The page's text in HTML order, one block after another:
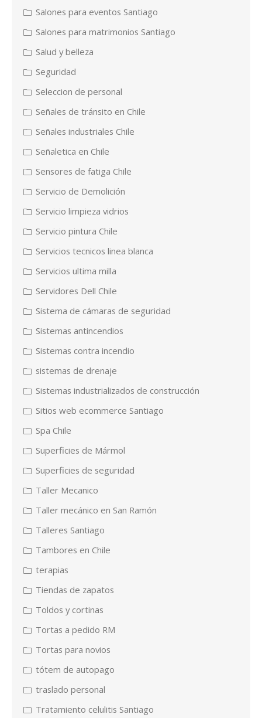
Salones para eventos Santiago
Salones para matrimonios Santiago
Salud y belleza
Seguridad
Seleccion de personal
Señales de tránsito en Chile
Señales industriales Chile
Señaletica en Chile
Sensores de fatiga Chile
Servicio de Demolición
Servicio limpieza vidrios
Servicio pintura Chile
Servicios tecnicos linea blanca
Servicios ultima milla
Servidores Dell Chile
Sistema de cámaras de seguridad
Sistemas antincendios
Sistemas contra incendio
sistemas de drenaje
Sistemas industrializados de construcción
Sitios web ecommerce Santiago
Spa Chile
Superficies de Mármol
Superficies de seguridad
Taller Mecanico
Taller mecánico en San Ramón
Talleres Santiago
Tambores en Chile
terapias
Tiendas de zapatos
Toldos y cortinas
Tortas a pedido RM
Tortas para novios
tótem de autopago
traslado personal
Tratamiento celulitis Santiago